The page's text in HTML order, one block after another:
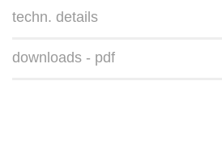
techn. details
downloads - pdf